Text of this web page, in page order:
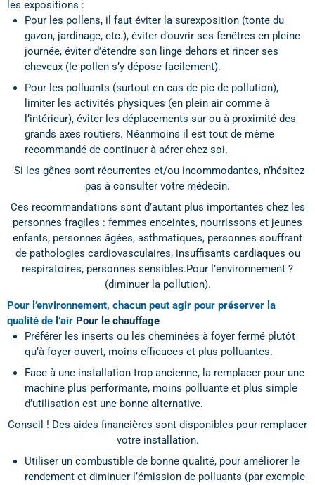
les expositions :
Pour les pollens, il faut éviter la surexposition (tonte du
gazon, jardinage, etc.), éviter d’ouvrir ses fenêtres en pleine
journée, éviter d’étendre son linge dehors et rincer ses
cheveux (le pollen s’y dépose facilement).
Pour les polluants (surtout en cas de pic de pollution),
limiter les activités physiques (en plein air comme à
l’intérieur), éviter les déplacements sur ou à proximité des
grands axes routiers. Néanmoins il est tout de même
recommandé de continuer à aérer chez soi.
Si les gênes sont récurrentes et/ou incommodantes, n’hésitez
pas à consulter votre médecin.
Ces recommandations sont d’autant plus importantes chez les
personnes fragiles : femmes enceintes, nourrissons et jeunes
enfants, personnes âgées, asthmatiques, personnes souffrant
de pathologies cardiovasculaires, insuffisants cardiaques ou
respiratoires, personnes sensibles.Pour l’environnement ?
(diminuer la pollution).
Pour l’environnement, chacun peut agir pour préserver la
qualité de l’air Pour le chauffage
Préférer les inserts ou les cheminées à foyer fermé plutôt
qu’à foyer ouvert, moins efficaces et plus polluantes.
Face à une installation trop ancienne, la remplacer pour une
machine plus performante, moins polluante et plus simple
d’utilisation est une bonne alternative.
Conseil ! Des aides financières sont disponibles pour remplacer
votre installation.
Utiliser un combustible de bonne qualité, pour améliorer le
rendement et diminuer l’émission de polluants (par exemple